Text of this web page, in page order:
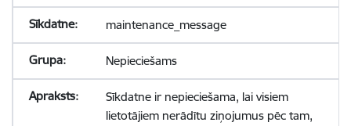
maintenance_message
Nepieciešams
Sīkdatne ir nepieciešama, lai visiem
lietotājiem nerādītu ziņojumus pēc tam,